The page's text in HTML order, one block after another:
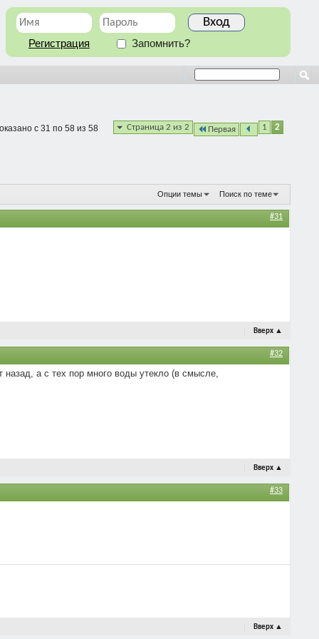
Регистрация Запомнить?
Страница 2 из 2 Первая 1 2
с 31 по 58 из 58
Опции темы Поиск по теме
#31
Вверх ▲
#32
а с тех пор много воды утекло (в смысле,
Вверх ▲
#33
Вверх ▲